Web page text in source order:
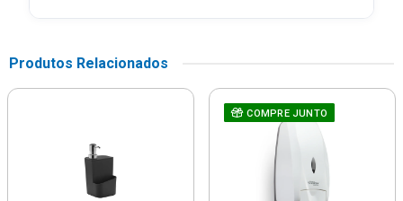
Produtos Relacionados
COMPRE JUNTO